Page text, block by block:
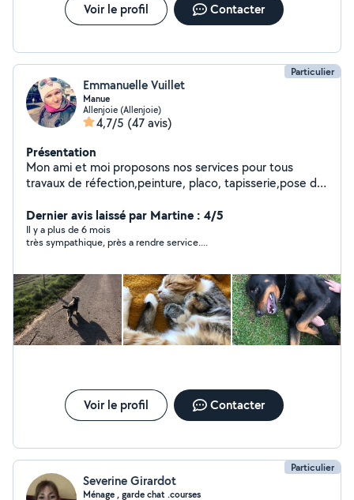
Voir le profil Contacter
Particulier
Emmanuelle Vuillet
Manue
Allenjoie (Allenjoie)
4,7/5 (47 avis)
Présentation
Mon ami et moi proposons nos services pour tous
travaux de réfection,peinture, placo, tapisserie,pose de
que l'entretien extérieurs,tonte de pelouse,taille de
haies etc..Service à la personne ménage course. Nous
nous ferons également le plaisir de garder vos animaux
Dernier avis laissé par Martine : 4/5
Il y a plus de 6 mois
très sympathique, près a rendre service....
Voir le profil Contacter
Particulier
Severine Girardot
Ménage , garde chat .courses